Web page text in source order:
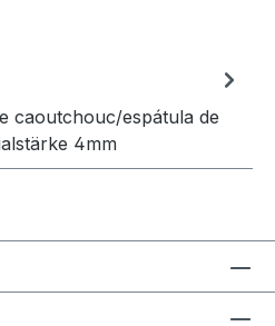
caoutchouc/espátula de
4mm